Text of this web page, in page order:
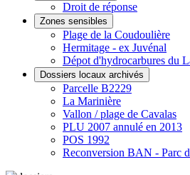
Droit de réponse
Zones sensibles
Plage de la Coudoulière
Hermitage - ex Juvénal
Dépot d'hydrocarbures du
Dossiers locaux archivés
Parcelle B2229
La Marinière
Vallon / plage de Cavalas
PLU 2007 annulé en 2013
POS 1992
Reconversion BAN - Parc